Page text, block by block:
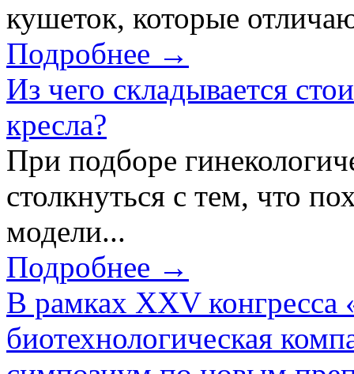
кушеток, которые
Подробнее →
Из чего складывается
кресла?
При подборе
столкнуться с тем, что
модели...
Подробнее →
В рамках XXV конгресса
биотехнологическая